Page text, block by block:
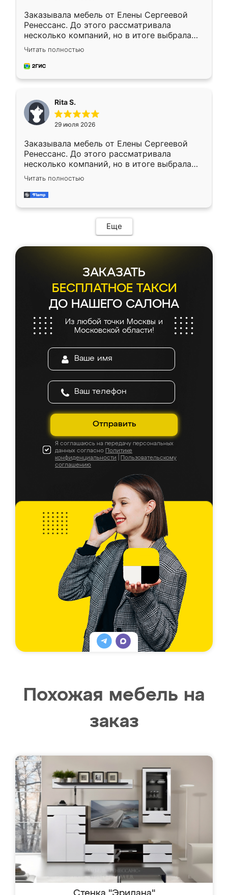
Заказывала мебель от Елены Сергеевой
Ренессанс. До этого рассматривала
несколько компаний, но в итоге выбрала
эту. Сначала обговорили условия, потом
приехал замерщик, всё спокойно объяснил
и снял размеры. Изготовили в срок, с
каких-либо доработок. Качеством осталась
довольна, все выглядит так, как и ожидала.
Читать полностью
Rita S.
29 июля 2026
Заказывала мебель от Елены Сергеевой
Ренессанс. До этого рассматривала
несколько компаний, но в итоге выбрала
эту. Сначала обговорили условия, потом
приехал замерщик, всё спокойно объяснил
и снял размеры. Изготовили в срок, с
мебель сразу встала на свое место без
каких-либо доработок. Качеством осталась
довольна, все выглядит так, как и ожидала.
Читать полностью
Еще
ЗАКАЗАТЬ
БЕСПЛАТНОЕ ТАКСИ
ДО НАШЕГО САЛОНА
Из любой точки Москвы и
Московской области!
Отправить
Я соглашаюсь на передачу персональных
данных согласно Политике
конфиденциальности
Пользовательскому
соглашению
Похожая мебель на
заказ